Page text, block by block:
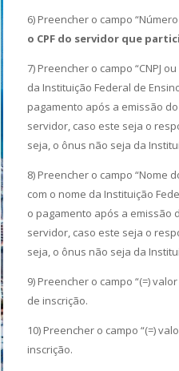
6) Preencher o campo
o CPF do servidor que
7) Preencher o campo “CNPJ
da Instituição Federal de
pagamento após a emissão do
servidor, caso este seja o
seja, o ônus não seja da
8) Preencher o campo “Nome
com o nome da Instituição
o pagamento após a emissão
servidor, caso este seja o
seja, o ônus não seja da
9) Preencher o campo “(=)
de inscrição.
10) Preencher o campo “(=)
inscrição.